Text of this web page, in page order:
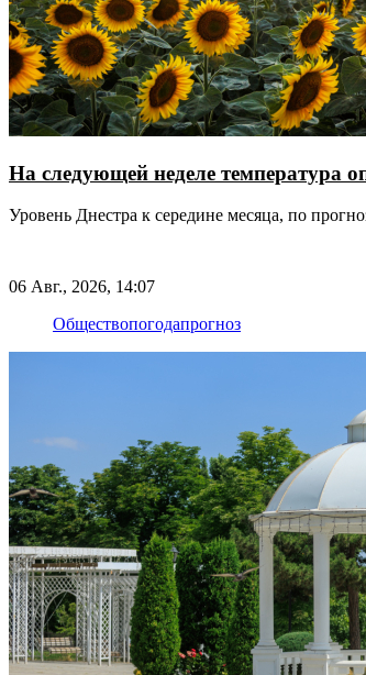
На следующей неделе температура
Уровень Днестра к середине месяца, по
06 Авг., 2026, 14:07
Обществопогодапрогноз